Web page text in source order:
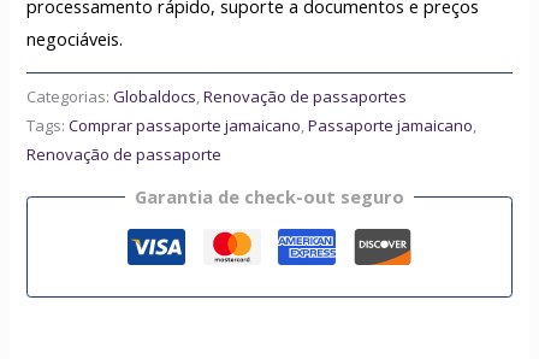
processamento rápido, suporte a documentos e preços
negociáveis.
Categorias:Globaldocs,Renovação de passaportes
Tags:Comprar passaporte jamaicano,Passaporte jamaicano,
Renovação de passaporte
Garantia de check-out seguro